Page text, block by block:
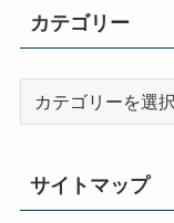
ブ
カテゴリー
リ
サイトマップ